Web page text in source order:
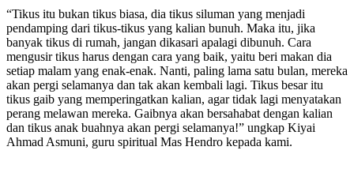
“Tikus itu bukan tikus biasa, dia tikus siluman yang menjadi
pendamping dari tikus-tikus yang kalian bunuh. Maka itu, jika
banyak tikus di rumah, jangan dikasari apalagi dibunuh. Cara
mengusir tikus harus dengan cara yang baik, yaitu beri makan dia
setiap malam yang enak-enak. Nanti, paling lama satu bulan, mereka
akan pergi selamanya dan tak akan kembali lagi. Tikus besar itu
tikus gaib yang memperingatkan kalian, agar tidak lagi menyatakan
perang melawan mereka. Gaibnya akan bersahabat dengan kalian
dan tikus anak buahnya akan pergi selamanya!” ungkap Kiyai
Ahmad Asmuni, guru spiritual Mas Hendro kepada kami.